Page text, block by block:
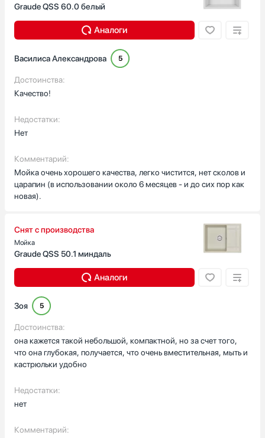
Graude QSS 60.0 белый
Аналоги
Василиса Александрова 5
Достоинства:
Качество!
Недостатки:
Нет
Комментарий:
Мойка очень хорошего качества, легко чистится, нет сколов и
царапин (в использовании около 6 месяцев - и до сих пор как
новая).
Снят с производства
Мойка
Graude QSS 50.1 миндаль
Аналоги
Зоя 5
Достоинства:
она кажется такой небольшой, компактной, но за счет того,
что она глубокая, получается, что очень вместительная, мыть и
кастрюльки удобно
Недостатки:
нет
Комментарий: